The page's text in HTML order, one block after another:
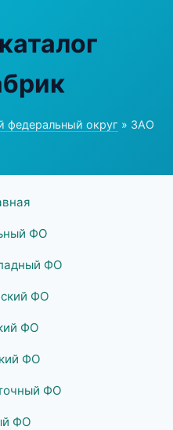
федеральный округ » ЗАО
ФО
ФО
ФО
ФО
ФО
ФО
ФО